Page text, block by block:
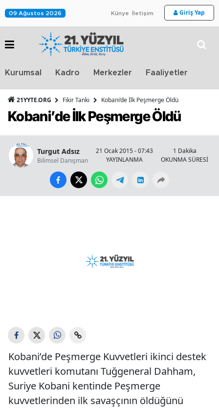
09 Ağustos 2026 Künye İletişim Giriş Yap
Kurumsal Kadro Merkezler Faaliyetler
21YYTE.ORG Fikir Tankı Kobani’de İlk Peşmerge Öldü
Kobani’de İlk Peşmerge Öldü
Turgut Adsız
Bilimsel Danışman
21 Ocak 2015 - 07:43
YAYINLANMA
1 Dakika
OKUNMA SÜRESİ
Kobani’de Peşmerge Kuvvetleri ikinci destek
kuvvetleri komutanı Tuğgeneral Dahham,
Suriye Kobani kentinde Peşmerge
kuvvetlerinden ilk savaşçının öldüğünü